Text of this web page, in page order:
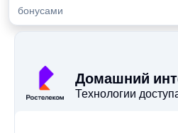
бонусами
Домашний
Технологии